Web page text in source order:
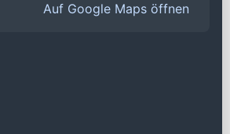
Auf Google Maps öffnen